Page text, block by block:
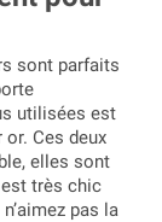
sont parfaits
utilisées est
Ces deux
elles sont
très chic
pas la